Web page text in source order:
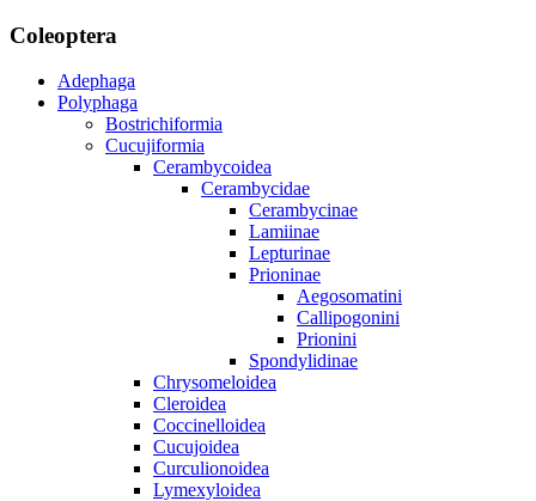
Coleoptera
Adephaga
Polyphaga
Bostrichiformia
Cucujiformia
Cerambycoidea
Cerambycidae
Cerambycinae
Lamiinae
Lepturinae
Prioninae
Aegosomatini
Callipogonini
Prionini
Spondylidinae
Chrysomeloidea
Cleroidea
Coccinelloidea
Cucujoidea
Curculionoidea
Lymexyloidea